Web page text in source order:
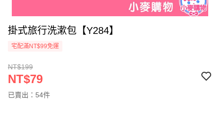
掛式旅行洗漱包【Y284】
宅配滿NT$99免運
NT$199
NT$79
已賣出：54件